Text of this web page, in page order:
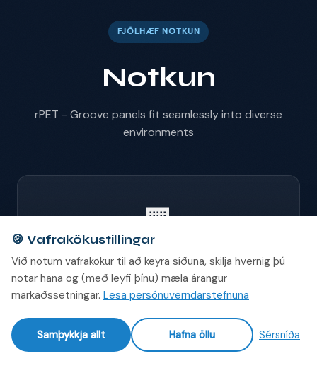
FJÖLHÆF NOTKUN
Notkun
rPET - Groove panels fit seamlessly into diverse
environments
🏢
Offices
Offices
🍪 Vafrakökustillingar
Við notum vafrakökur til að keyra síðuna, skilja hvernig þú
notar hana og (með leyfi þínu) mæla árangur
markaðssetningar. Lesa persónuverndarstefnuna
Samþykkja allt Hafna öllu Sérsníða